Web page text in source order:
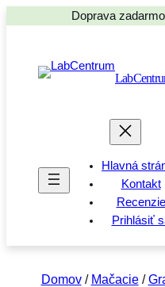
Doprava
Hlavná
Kontakt
Recenzie
Prihlásiť
Domov/ Mačacie/